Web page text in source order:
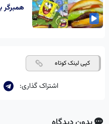
همبرگر
کپی لینک کوتاه
اشتراک گذاری: